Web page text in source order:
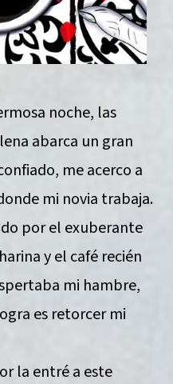
noche, las
abarca un gran
me acerco a
mi novia trabaja.
por el exuberante
y el café recién
mi hambre,
es retorcer mi
la entré a este